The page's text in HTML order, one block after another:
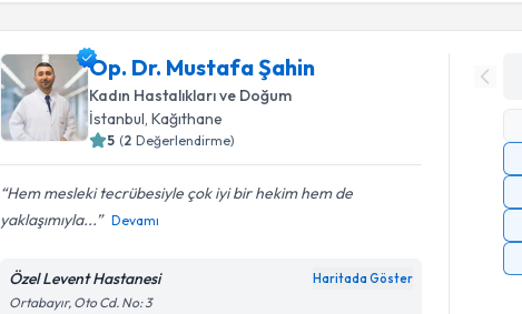
Op. Dr. Mustafa Şahin
Kadın Hastalıkları ve Doğum
İstanbul, Kağıthane
5 (2 Değerlendirme)
Hem mesleki tecrübesiyle çok iyi bir hekim hem de
yaklaşımıyla...
Devamı
Özel Levent Hastanesi Haritada Göster
Ortabayır, Oto Cd. No: 3